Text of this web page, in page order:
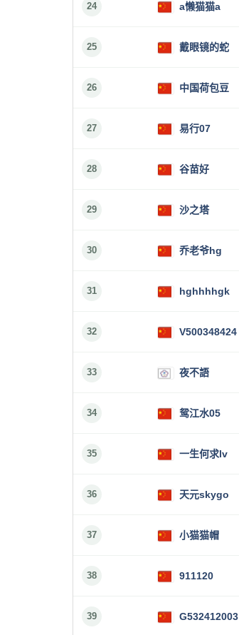
24 a懒猫猫a
25 戴眼镜的蛇
26 中国荷包豆
27 易行07
28 谷苗好
29 沙之塔
30 乔老爷hg
31 hghhhhgk
32 V500348424
33 夜不語
34 鸳江水05
35 一生何求lv
36 天元skygo
37 小猫猫帽
38 911120
39 G532412003